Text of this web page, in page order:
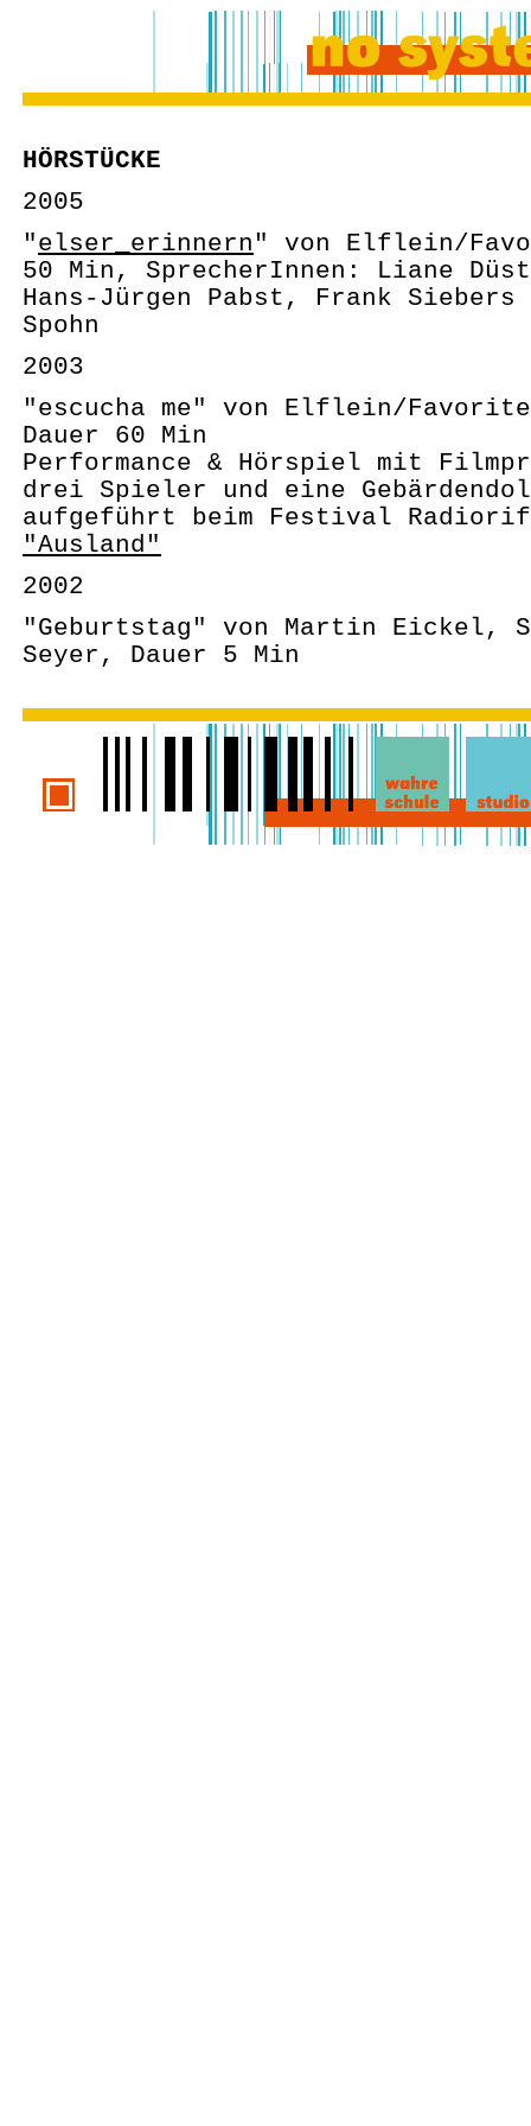
HÖRSTÜCKE
2005
"elser_erinnern " von Elflein/
50 Min, SprecherInnen: Liane
Hans-Jürgen Pabst, Frank Siebers
Spohn
2003
"escucha me" von Elflein/Favorite/
Dauer 60 Min
Performance & Hörspiel mit
drei Spieler und eine
aufgeführt beim Festival
"Ausland"
2002
"Geburtstag" von Martin Eickel,
Seyer, Dauer 5 Min